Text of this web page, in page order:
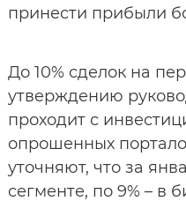
принести прибыли
До 10% сделок на
утверждению
проходит с
опрошенных
уточняют, что за
сегменте, по 9% – в